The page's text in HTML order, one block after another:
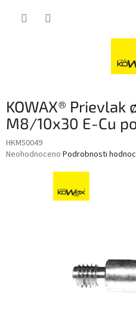
KOWAX® Prievlak
M8/10x30 E-Cu
HKM50049
Průměrné
Neohodnoceno Podrobnosti